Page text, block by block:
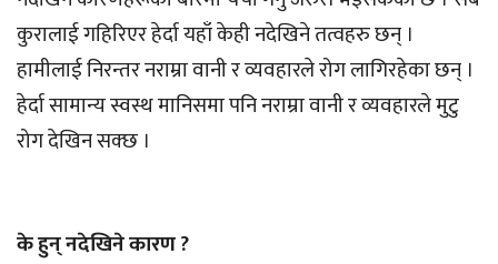
कुरालाई गहिरिएर हेर्दा यहाँ केही नदेखिने तत्वहरु छन् ।
हामीलाई निरन्तर नराम्रा वानी र व्यवहारले रोग लागिरहेका छन् ।
हेर्दा सामान्य स्वस्थ मानिसमा पनि नराम्रा वानी र व्यवहारले मुटु
रोग देखिन सक्छ ।
के हुन् नदेखिने कारण ?